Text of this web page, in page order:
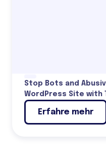
Stop Bots and
WordPress Site with
Erfahre mehr